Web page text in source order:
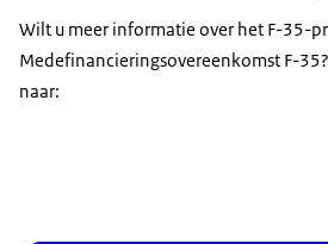
Wilt u meer informatie over het F-35-
Medefinancieringsovereenkomst F-
naar: